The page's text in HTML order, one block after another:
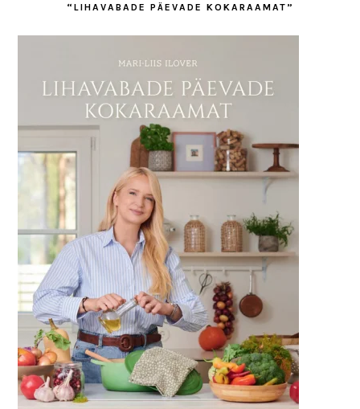
“LIHAVABADE PÄEVADE KOKARAAMAT”